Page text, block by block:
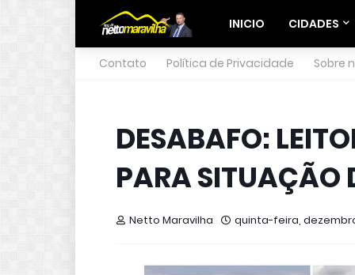
INICIO CIDADES
Contato Política de Privacidade Sobre
DESABAFO:
PARA SITUAÇÃO
Netto Maravilha quinta-feira,